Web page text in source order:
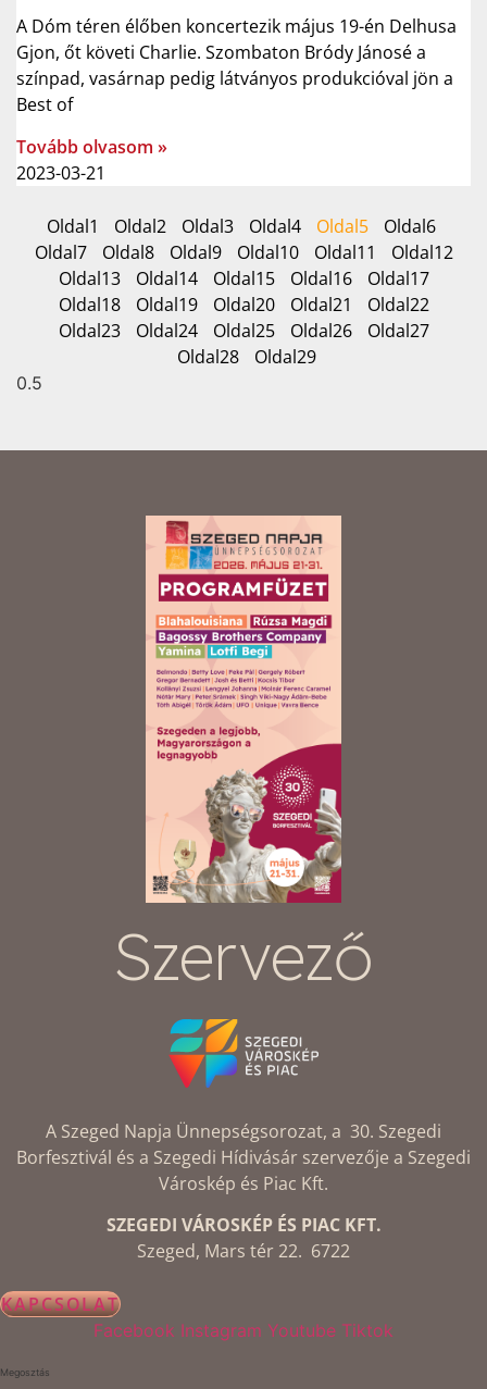
A Dóm téren élőben koncertezik május 19-én Delhusa
Gjon, őt követi Charlie. Szombaton Bródy Jánosé a
színpad, vasárnap pedig látványos produkcióval jön a
Best of
Tovább olvasom »
2023-03-21
Oldal1 Oldal2 Oldal3 Oldal4 Oldal5 Oldal6
Oldal7 Oldal8 Oldal9 Oldal10 Oldal11 Oldal12
Oldal13 Oldal14 Oldal15 Oldal16 Oldal17
Oldal18 Oldal19 Oldal20 Oldal21 Oldal22
Oldal23 Oldal24 Oldal25 Oldal26 Oldal27
Oldal28 Oldal29
Szervező
A Szeged Napja Ünnepségsorozat, a 30. Szegedi
Borfesztivál és a Szegedi Hídivásár szervezője a Szegedi
Városkép és Piac Kft.
SZEGEDI VÁROSKÉP ÉS PIAC KFT.
Szeged, Mars tér 22. 6722
KAPCSOLAT
Facebook Instagram Youtube Tiktok
Megosztás